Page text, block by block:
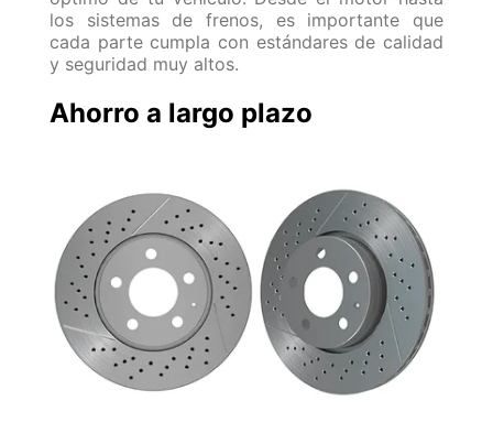
los sistemas de frenos, es importante que
cada parte cumpla con estándares de calidad
y seguridad muy altos.
Ahorro a largo plazo